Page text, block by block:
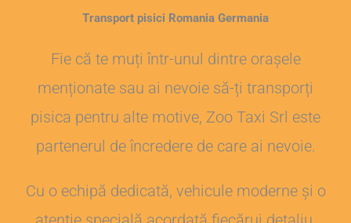
Transport pisici Romania Germania
Fie că te muți într-unul dintre orașele
menționate sau ai nevoie să-ți transporți
pisica pentru alte motive, Zoo Taxi Srl este
partenerul de încredere de care ai nevoie.
Cu o echipă dedicată, vehicule moderne și o